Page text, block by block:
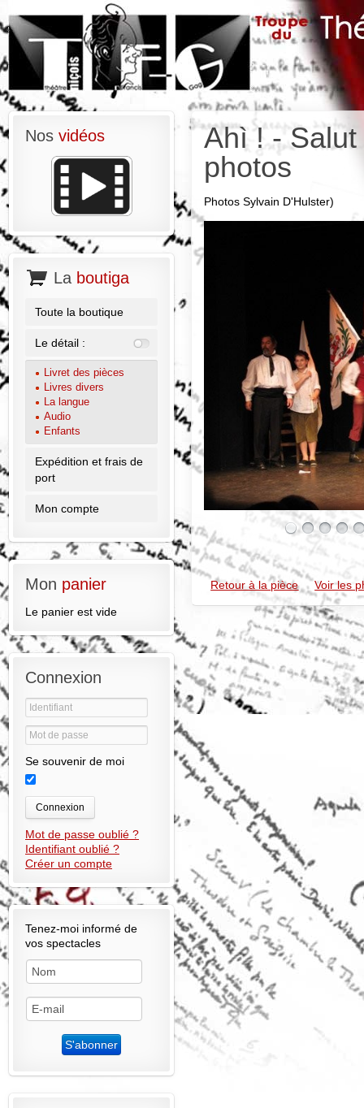
Ahì ! -
photos
Photos Sylvain D'Hulster)
Retour à la pièce Voir les
Nos vidéos
La boutiga
Toute la boutique
Le détail :
Livret des pièces
Livres divers
La langue
Audio
Enfants
Expédition et frais de
port
Mon compte
Mon panier
Le panier est vide
Connexion
Se souvenir de moi
Connexion
Mot de passe oublié ?
Identifiant oublié ?
Créer un compte
Tenez-moi informé de
vos spectacles